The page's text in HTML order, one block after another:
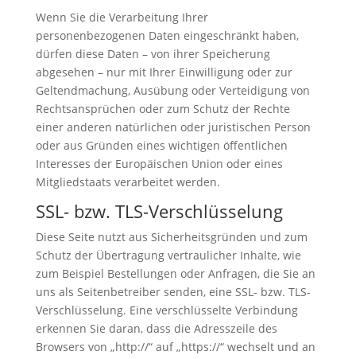
Wenn Sie die Verarbeitung Ihrer
personenbezogenen Daten eingeschränkt haben,
dürfen diese Daten – von ihrer Speicherung
abgesehen – nur mit Ihrer Einwilligung oder zur
Geltendmachung, Ausübung oder Verteidigung von
Rechtsansprüchen oder zum Schutz der Rechte
einer anderen natürlichen oder juristischen Person
oder aus Gründen eines wichtigen öffentlichen
Interesses der Europäischen Union oder eines
Mitgliedstaats verarbeitet werden.
SSL- bzw. TLS-Verschlüsselung
Diese Seite nutzt aus Sicherheitsgründen und zum
Schutz der Übertragung vertraulicher Inhalte, wie
zum Beispiel Bestellungen oder Anfragen, die Sie an
uns als Seitenbetreiber senden, eine SSL- bzw. TLS-
Verschlüsselung. Eine verschlüsselte Verbindung
erkennen Sie daran, dass die Adresszeile des
Browsers von „http://“ auf „https://“ wechselt und an